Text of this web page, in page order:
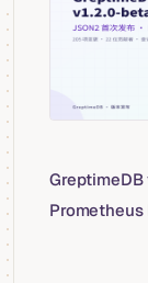
GreptimeDB